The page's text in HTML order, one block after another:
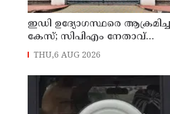
ഇഡി ഉദ്യോഗസ്ഥരെ ആക്രമിച്ച
കേസ്; സിപിഎം നേതാവ്
ഐപി ബിനു അടക്കം ആറു
പേർക്ക് കൂടി ജാമ്യം
THU,6 AUG 2026